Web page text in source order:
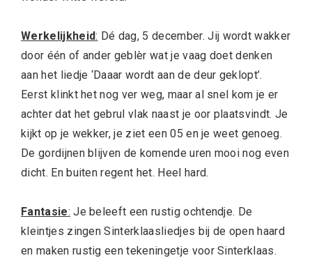
Werkelijkheid: Dé dag, 5 december. Jij wordt wakker
door één of ander geblèr wat je vaag doet denken
aan het liedje ‘Daaar wordt aan de deur geklopt’.
Eerst klinkt het nog ver weg, maar al snel kom je er
achter dat het gebrul vlak naast je oor plaatsvindt. Je
kijkt op je wekker, je ziet een 05 en je weet genoeg.
De gordijnen blijven de komende uren mooi nog even
dicht. En buiten regent het. Heel hard.
Fantasie: Je beleeft een rustig ochtendje. De
kleintjes zingen Sinterklaasliedjes bij de open haard
en maken rustig een tekeningetje voor Sinterklaas.